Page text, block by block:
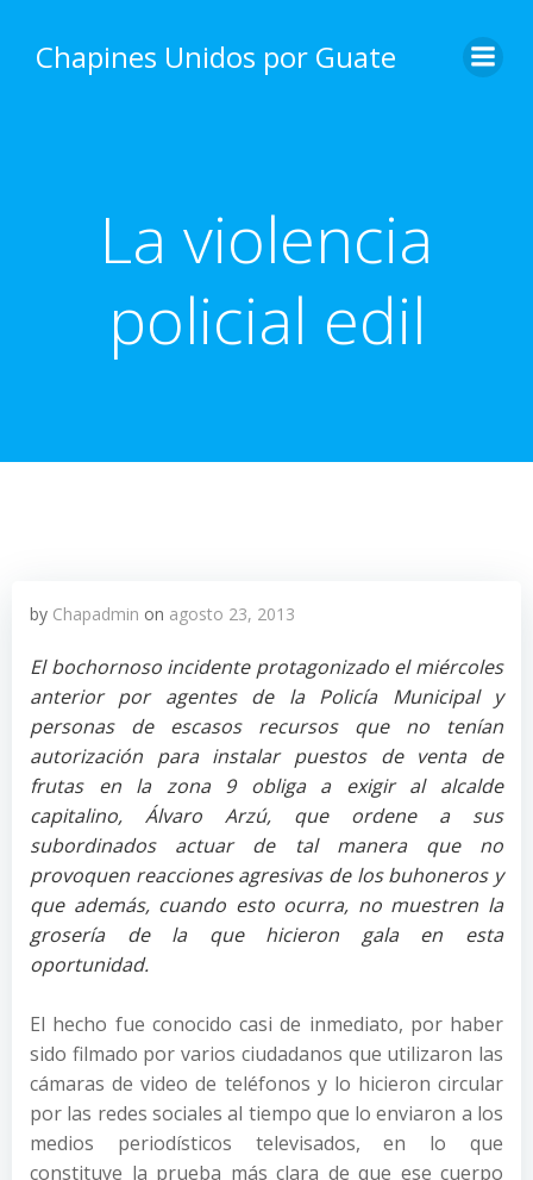
content
Chapines Unidos por Guate
La violencia
policial edil
by Chapadmin on agosto 23, 2013
El bochornoso incidente protagonizado el miércoles
anterior por agentes de la Policía Municipal y
personas de escasos recursos que no tenían
autorización para instalar puestos de venta de
frutas en la zona 9 obliga a exigir al alcalde
capitalino, Álvaro Arzú, que ordene a sus
subordinados actuar de tal manera que no
provoquen reacciones agresivas de los buhoneros y
que además, cuando esto ocurra, no muestren la
grosería de la que hicieron gala en esta
oportunidad.
El hecho fue conocido casi de inmediato, por haber
sido filmado por varios ciudadanos que utilizaron las
cámaras de video de teléfonos y lo hicieron circular
por las redes sociales al tiempo que lo enviaron a los
medios periodísticos televisados, en lo que
constituye la prueba más clara de que ese cuerpo